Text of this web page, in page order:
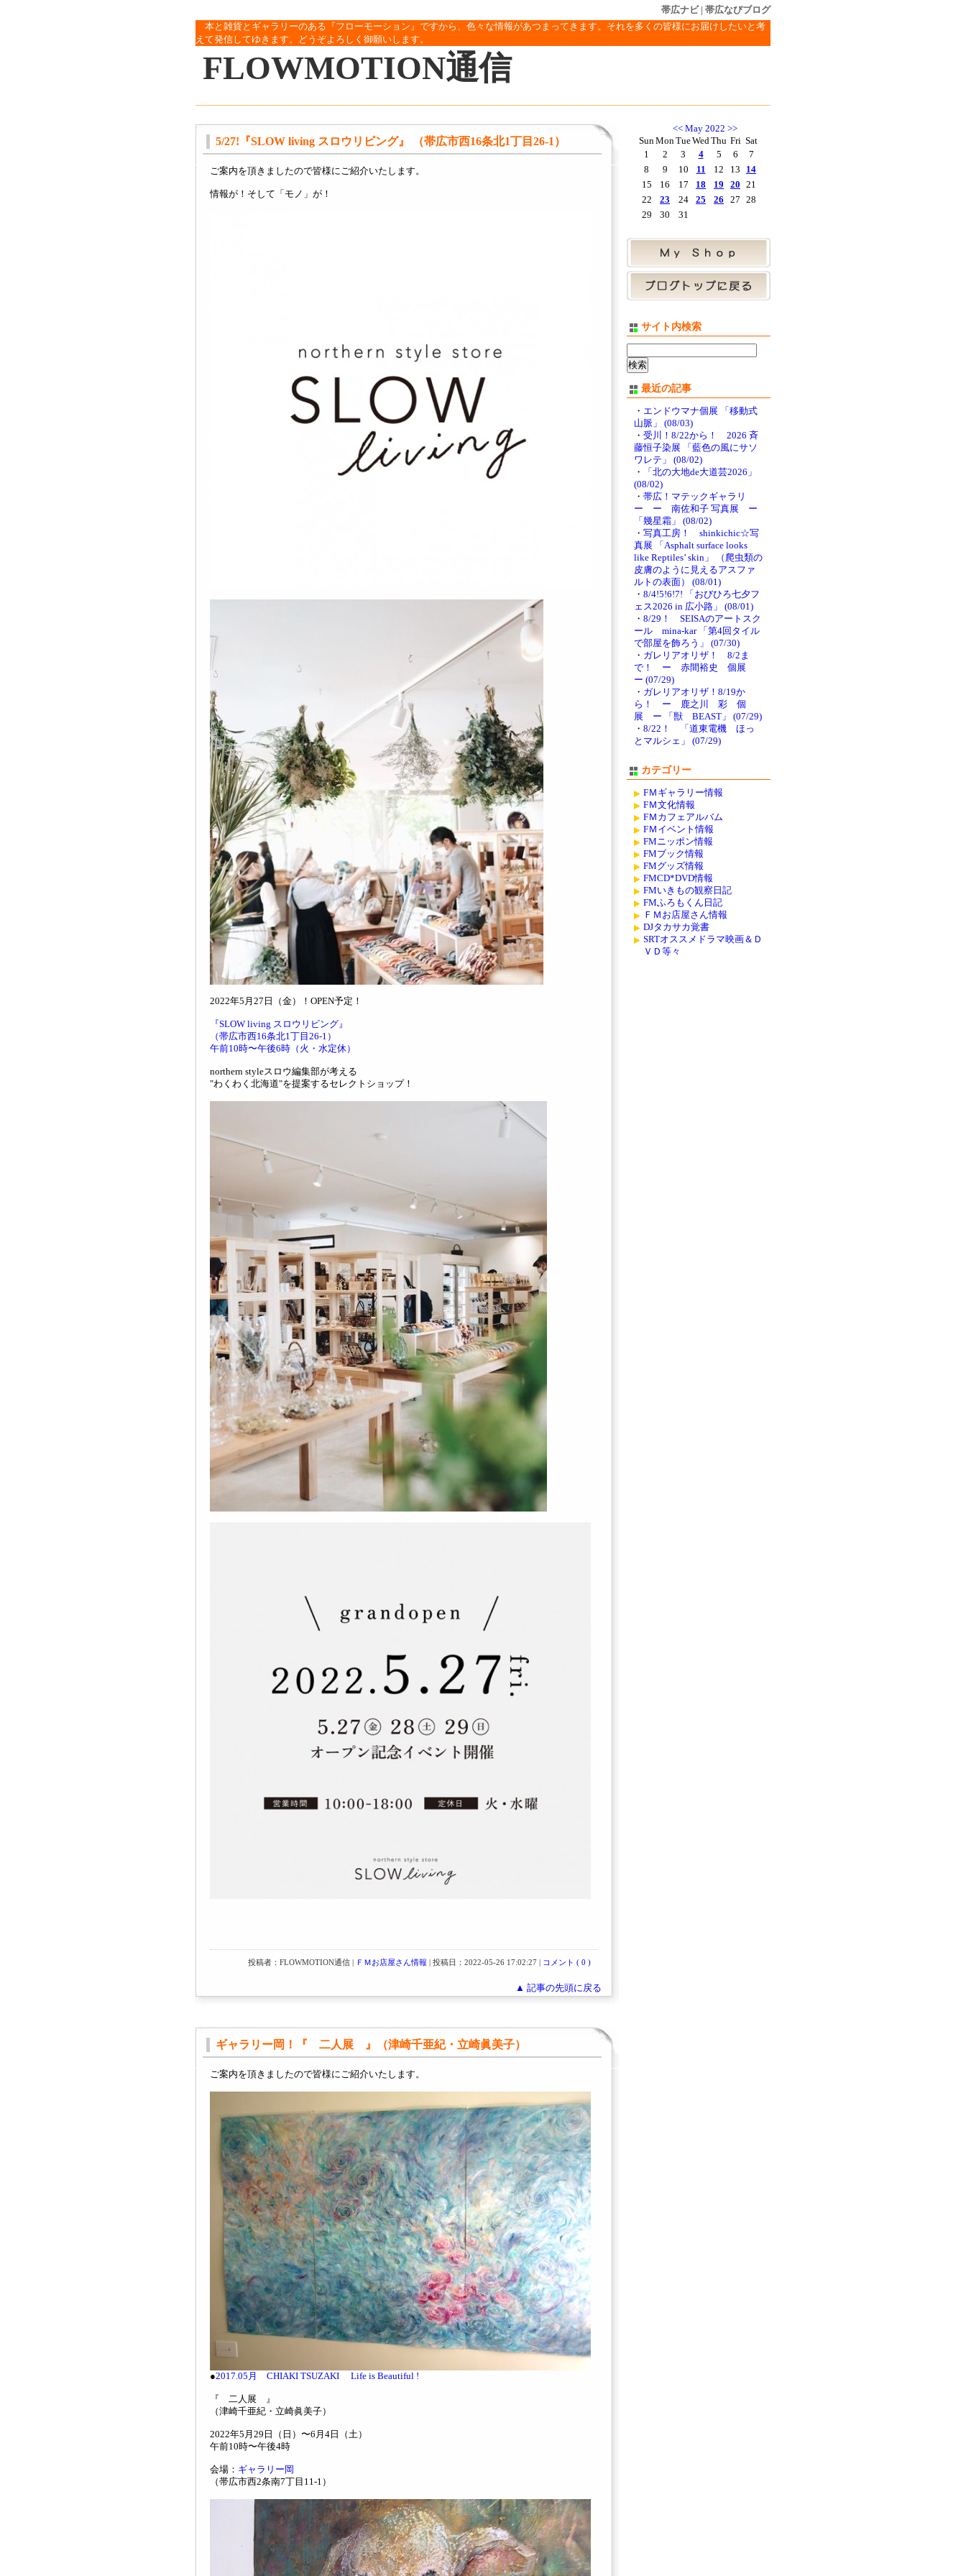
帯広ナビ| 帯広なびブログ
本と雑貨とギャラリーのある『フローモーション』ですから、色々な情報があつまってきます。それを多くの皆様にお届けしたいと考
えて発信してゆきます。どうぞよろしく御願いします。
FLOWMOTION通信
5/27!『SLOW living スロウリビング』 （帯広市西16条北1丁目26-1）
ご案内を頂きましたので皆様にご紹介いたします。
情報が！そして「モノ」が！
2022年5月27日（金）！OPEN予定！
『SLOW living スロウリビング』
（帯広市西16条北1丁目26-1）
午前10時〜午後6時（火・水定休）
northern styleスロウ編集部が考える
"わくわく北海道"を提案するセレクトショップ！
投稿者：FLOWMOTION通信 | ＦＭお店屋さん情報 | 投稿日：2022-05-26 17:02:27 | コメント ( 0 )
▲ 記事の先頭に戻る
ギャラリー岡！『 二人展 』（津崎千亜紀・立崎眞美子）
ご案内を頂きましたので皆様にご紹介いたします。
●2017.05月 CHIAKI TSUZAKI Life is Beautiful !
『 二人展 』
（津崎千亜紀・立崎眞美子）
2022年5月29日（日）〜6月4日（土）
午前10時〜午後4時
会場： ギャラリー岡
（帯広市西2条南7丁目11-1）
<< May 2022 >>
SunMonTueWedThu Fri Sat
1
2 3 4 5 6
7
8
9 10 11 12 13
14
15
16 17 18 19 20
21
22
23 24 25 26 27
28
29
30 31
サイト内検索
最近の記事
・ エンドウマナ個展 「移動式
山脈」 (08/03)
・ 受川！8/22から！ 2026 斉
藤恒子染展 「藍色の風にサソ
ワレテ」 (08/02)
・
「北の大地de大道芸2026」
(08/02)
・ 帯広！マテックギャラリ
ー ー 南佐和子 写真展 ー
「幾星霜」 (08/02)
・ 写真工房！ shinkichic☆写
真展 「Asphalt surface looks
like Reptiles’ skin」 （爬虫類の
皮膚のように見えるアスファ
ルトの表面） (08/01)
・ 8/4!5!6!7! 「おびひろ七夕フ
ェス2026 in 広小路」 (08/01)
・ 8/29！ SEISAのアートスク
ール mina-kar 「第4回タイル
で部屋を飾ろう」 (07/30)
・ ガレリアオリザ！ 8/2ま
で！ ー 赤間裕史 個展
ー (07/29)
・ ガレリアオリザ！8/19か
ら！ ー 鹿之川 彩 個
展 ー 「獣 BEAST」 (07/29)
・ 8/22！ 「道東電機 ほっ
とマルシェ」 (07/29)
カテゴリー
FＭギャラリー情報
FＭ文化情報
FＭカフェアルバム
FＭイベント情報
FMニッポン情報
FMブック情報
FMグッズ情報
FMCD*DVD情報
FMいきもの観察日記
FMふろもくん日記
ＦＭお店屋さん情報
DJタカサカ覚書
SRTオススメドラマ映画＆Ｄ
ＶＤ等々